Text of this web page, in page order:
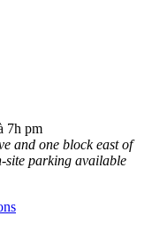
7h pm
and one block east of
site parking available